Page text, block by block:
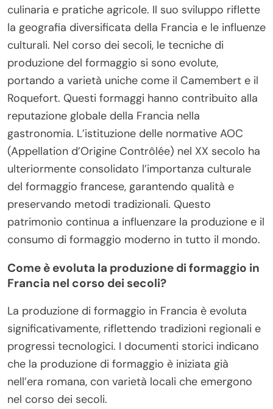
culinaria e pratiche agricole. Il suo sviluppo riflette
la geografia diversificata della Francia e le influenze
culturali. Nel corso dei secoli, le tecniche di
produzione del formaggio si sono evolute,
portando a varietà uniche come il Camembert e il
Roquefort. Questi formaggi hanno contribuito alla
reputazione globale della Francia nella
gastronomia. L’istituzione delle normative AOC
(Appellation d’Origine Contrôlée) nel XX secolo ha
ulteriormente consolidato l’importanza culturale
del formaggio francese, garantendo qualità e
preservando metodi tradizionali. Questo
patrimonio continua a influenzare la produzione e il
consumo di formaggio moderno in tutto il mondo.
Come è evoluta la produzione di formaggio in
Francia nel corso dei secoli?
La produzione di formaggio in Francia è evoluta
significativamente, riflettendo tradizioni regionali e
progressi tecnologici. I documenti storici indicano
che la produzione di formaggio è iniziata già
nell’era romana, con varietà locali che emergono
nel corso dei secoli.